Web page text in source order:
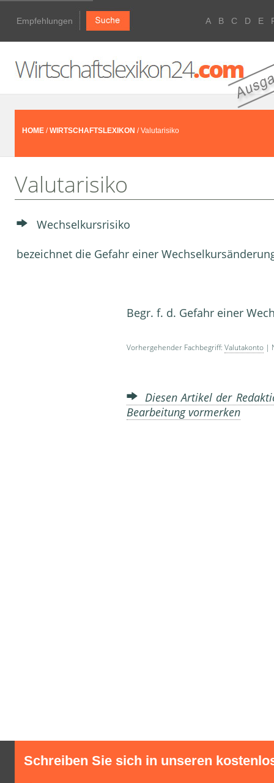
Empfehlungen A B C D E
HOME /WIRTSCHAFTSLEXIKON / Valutarisiko
Valutarisiko
Wechselkursrisiko
bezeichnet die Gefahr einer
Begr. f. d. Gefahr einer
Vorhergehender Fachbegriff: Valutakonto |
Diesen Artikel der
Bearbeitung vormerken
Schreiben Sie sich in unseren